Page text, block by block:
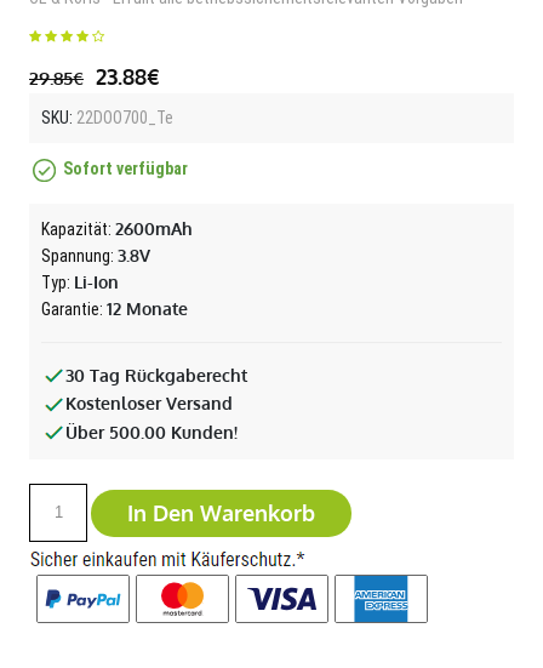
29.85€ 23.88€
SKU: 22DOO700_Te
Sofort verfügbar
Kapazität: 2600mAh
Spannung: 3.8V
Typ: Li-Ion
Garantie: 12 Monate
30 Tag Rückgaberecht
Kostenloser Versand
Über 500.00 Kunden!
In Den Warenkorb